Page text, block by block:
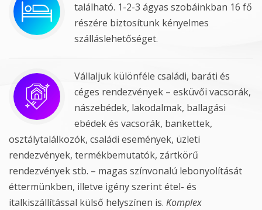
található. 1-2-3 ágyas szobáinkban 16 fő
részére biztosítunk kényelmes
szálláslehetőséget.
Vállaljuk különféle családi, baráti és
céges rendezvények – esküvői vacsorák,
nászebédek, lakodalmak, ballagási
ebédek és vacsorák, bankettek,
osztálytalálkozók, családi események, üzleti
rendezvények, termékbemutatók, zártkörű
rendezvények stb. – magas színvonalú lebonyolítását
éttermünkben, illetve igény szerint étel- és
italkiszállítással külső helyszínen is. Komplex